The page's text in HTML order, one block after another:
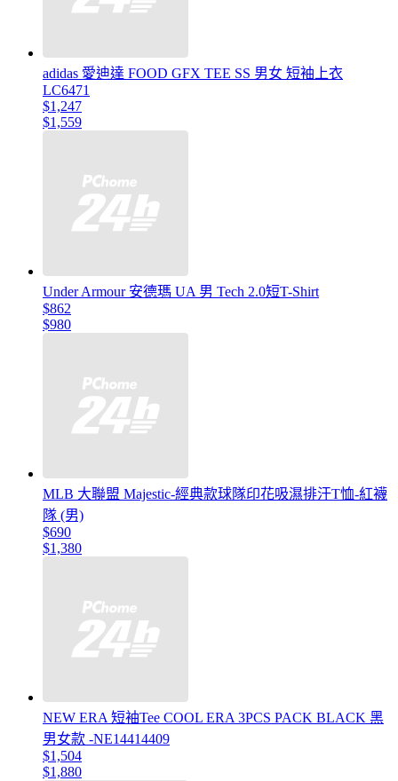
adidas 愛迪達 FOOD GFX TEE SS 男女 短袖上衣
LC6471
$1,247
$1,559
Under Armour 安德瑪 UA 男 Tech 2.0短T-Shirt
$862
$980
MLB 大聯盟 Majestic-經典款球隊印花吸濕排汗T恤-紅襪
隊 (男)
$690
$1,380
NEW ERA 短袖Tee COOL ERA 3PCS PACK BLACK 黑
男女款 -NE14414409
$1,504
$1,880